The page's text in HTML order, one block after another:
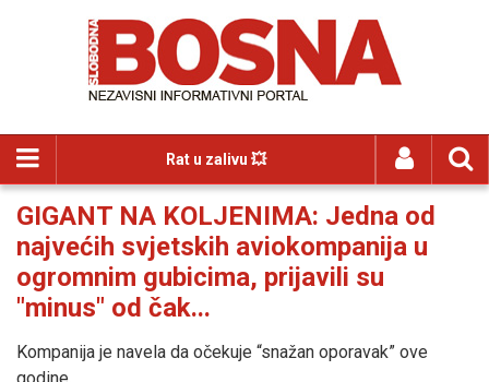
Rat u zalivu 💥
GIGANT NA KOLJENIMA: Jedna od
najvećih svjetskih aviokompanija u
ogromnim gubicima, prijavili su
"minus" od čak...
Kompanija je navela da očekuje “snažan oporavak” ove